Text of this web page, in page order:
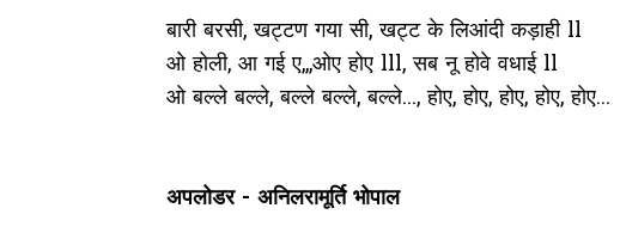
बारी बरसी, खट्टण गया सी, खट्ट के लिआंदी कड़ाही ll
ओ होली, आ गई ए,,,ओए होए lll, सब नू होवे वधाई ll
ओ बल्ले बल्ले, बल्ले बल्ले, बल्ले..., होए, होए, होए, होए, होए...
अपलोडर - अनिलरामूर्ति भोपाल